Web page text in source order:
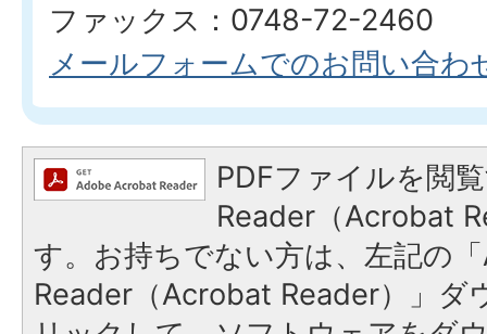
ファックス：0748-72-2460
メールフォームでのお問い合わ
PDFファイルを閲
Reader（Acrobat
す。お持ちでない方は、左記の
Reader（Acrobat Reader）」ダ